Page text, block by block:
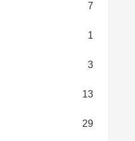
7
1
3
13
29